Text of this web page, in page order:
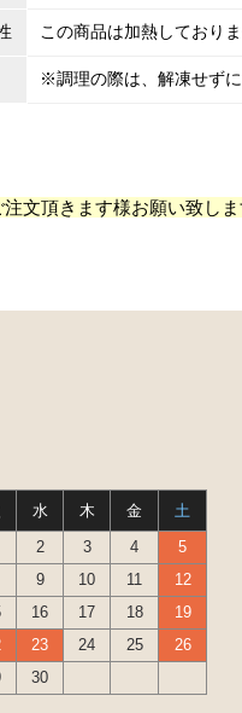
この商品は加熱しており
※調理の際は、解凍せず
文頂きます様お願い致しま
水 木 金
土
2 3 4
5
9 10 11
12
16 17 18
19
23 24 25
26
30